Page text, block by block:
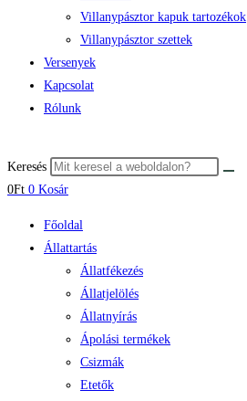
Villanypásztor kapuk tartozékok
Villanypásztor szettek
Versenyek
Kapcsolat
Rólunk
Keresés
0Ft 0 Kosár
Főoldal
Állattartás
Állatfékezés
Állatjelölés
Állatnyírás
Ápolási termékek
Csizmák
Etetők